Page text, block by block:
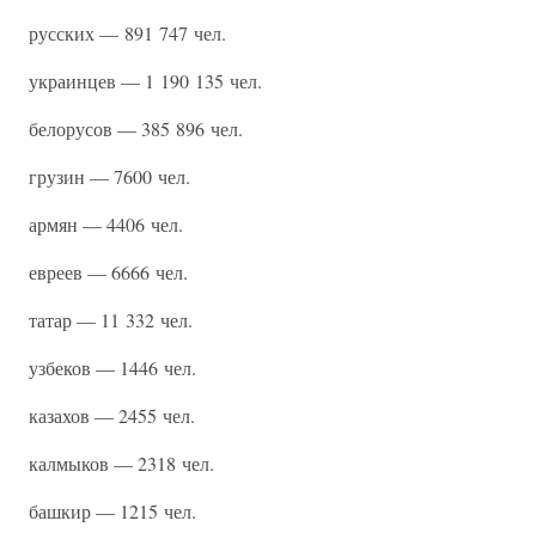
русских — 891 747 чел.
украинцев — 1 190 135 чел.
белорусов — 385 896 чел.
грузин — 7600 чел.
армян — 4406 чел.
евреев — 6666 чел.
татар — 11 332 чел.
узбеков — 1446 чел.
казахов — 2455 чел.
калмыков — 2318 чел.
башкир — 1215 чел.